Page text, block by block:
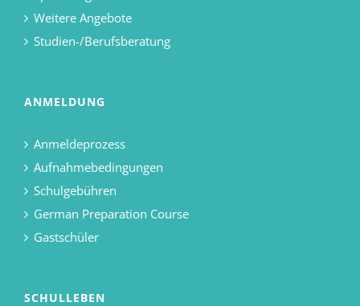
Weitere Angebote
Studien-/Berufsberatung
ANMELDUNG
Anmeldeprozess
Aufnahmebedingungen
Schulgebühren
German Preparation Course
Gastschüler
SCHULLEBEN